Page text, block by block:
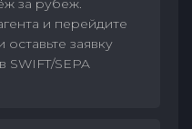
за рубеж.
и перейдите
оставьте заявку
SWIFT/SEPA